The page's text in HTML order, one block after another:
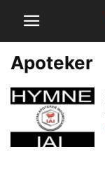
Apoteker